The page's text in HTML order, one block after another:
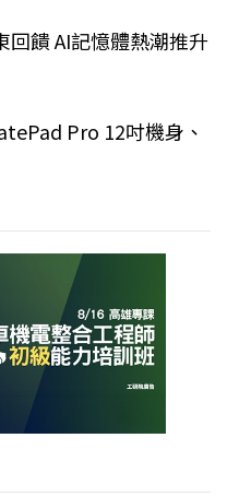
回饋 AI記憶體熱潮推升
Pro 12吋機身、